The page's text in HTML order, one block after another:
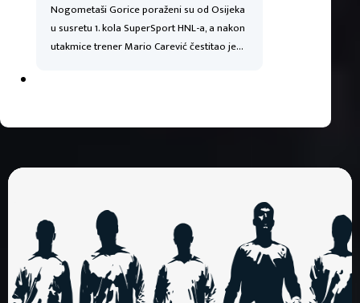
Nogometaši Gorice poraženi su od Osijeka
u susretu 1. kola SuperSport HNL-a, a nakon
utakmice trener Mario Carević čestitao je…